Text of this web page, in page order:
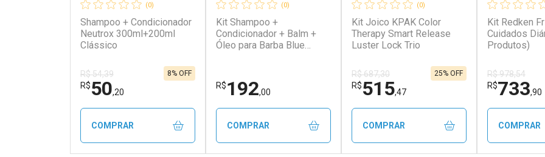
(0)
Shampoo + Condicionador
Neutrox 300ml+200ml
Clássico
R$ 54,39
R$50,20
8% OFF
COMPRAR
(0)
Kit Shampoo +
Condicionador + Balm +
Óleo para Barba Blue
R$192,00
COMPRAR
(0)
Kit Joico KPAK Color
Therapy Smart Release
Luster Lock Trio
R$ 687,30
R$515,47
25% OFF
COMPRAR
Kit Redken
Cuidados
Produtos)
R$ 978,54
R$733,90
COMPRAR